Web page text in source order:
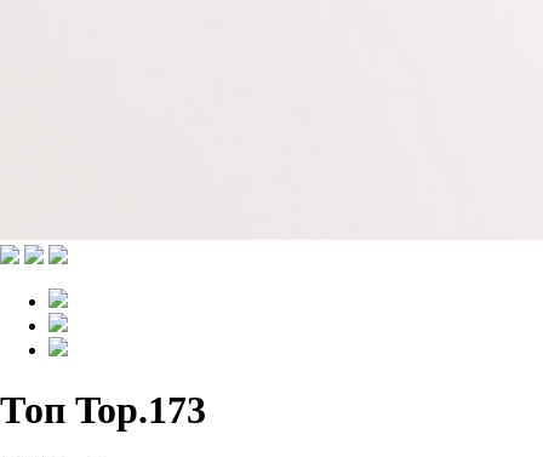
Топ Top.173